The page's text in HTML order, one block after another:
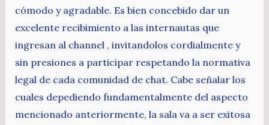
cómodo y agradable. Es bien concebido dar un
excelente recibimiento a las internautas que
ingresan al channel , invitandolos cordialmente y
sin presiones a participar respetando la normativa
legal de cada comunidad de chat. Cabe señalar los
cuales depediendo fundamentalmente del aspecto
mencionado anteriormente, la sala va a ser exitosa